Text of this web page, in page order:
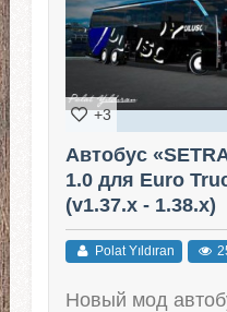
+3
Автобус
1.0 для Euro
(v1.37.x - 1.38.x)
Polat Yıldıran
Новый мод